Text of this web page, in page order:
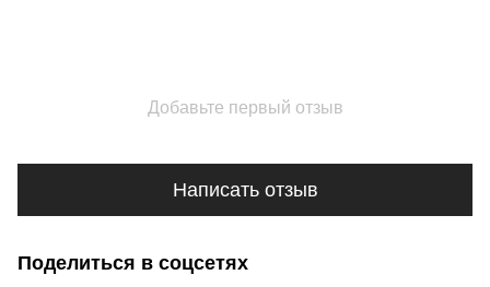
Добавьте первый отзыв
Написать отзыв
Поделиться в соцсетях